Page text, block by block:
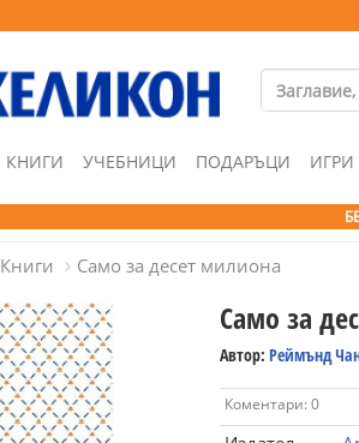
КНИГИ УЧЕБНИЦИ ПОДАРЪЦИ ИГРИ
Книги Само за десет милиона
Само за
Автор: Реймънд
Коментари: 0